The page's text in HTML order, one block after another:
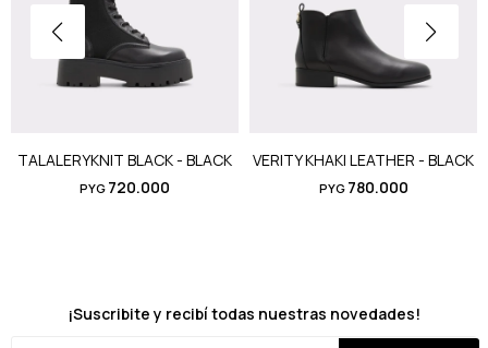
TALALERYKNIT BLACK - BLACK
PYG 720.000
VERITY KHAKI LEATHER - BLACK
PYG 780.000
¡Suscribite y recibí todas nuestras novedades!